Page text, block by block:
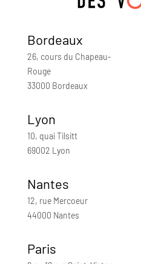
Bordeaux
26, cours du Chapeau-
Rouge
33000 Bordeaux
Lyon
10, quai Tilsitt
69002 Lyon
Nantes
12, rue Mercoeur
44000 Nantes
Paris